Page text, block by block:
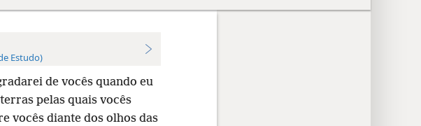
Estudo)
de vocês quando eu
pelas quais vocês
vocês diante dos olhos das